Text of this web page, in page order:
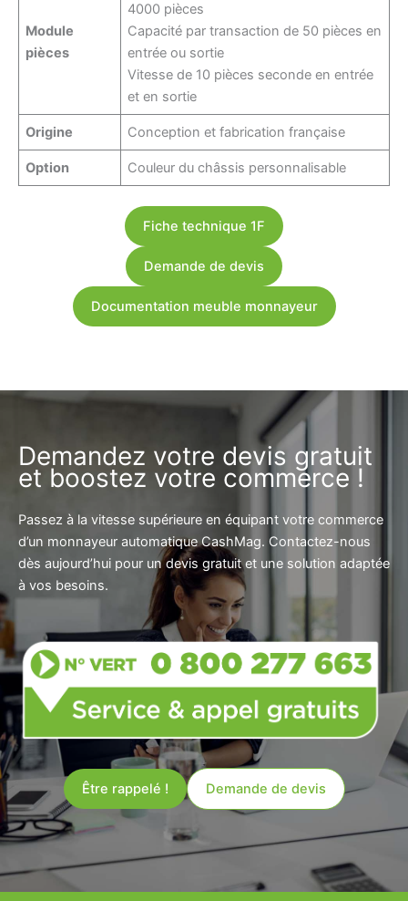
Module
pièces
4000 pièces
Capacité par transaction de 50 pièces en
entrée ou sortie
Vitesse de 10 pièces seconde en entrée
et en sortie
Origine Conception et fabrication française
Option Couleur du châssis personnalisable
Fiche technique 1F
Demande de devis
Documentation meuble monnayeur
Demandez votre devis gratuit
et boostez votre commerce !
Passez à la vitesse supérieure en équipant votre commerce
d’un monnayeur automatique CashMag. Contactez-nous
dès aujourd’hui pour un devis gratuit et une solution adaptée
à vos besoins.
Être rappelé ! Demande de devis